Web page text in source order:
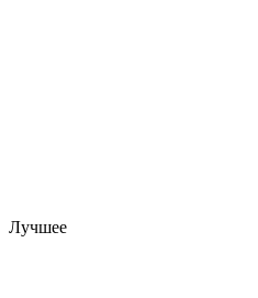
Лучшее